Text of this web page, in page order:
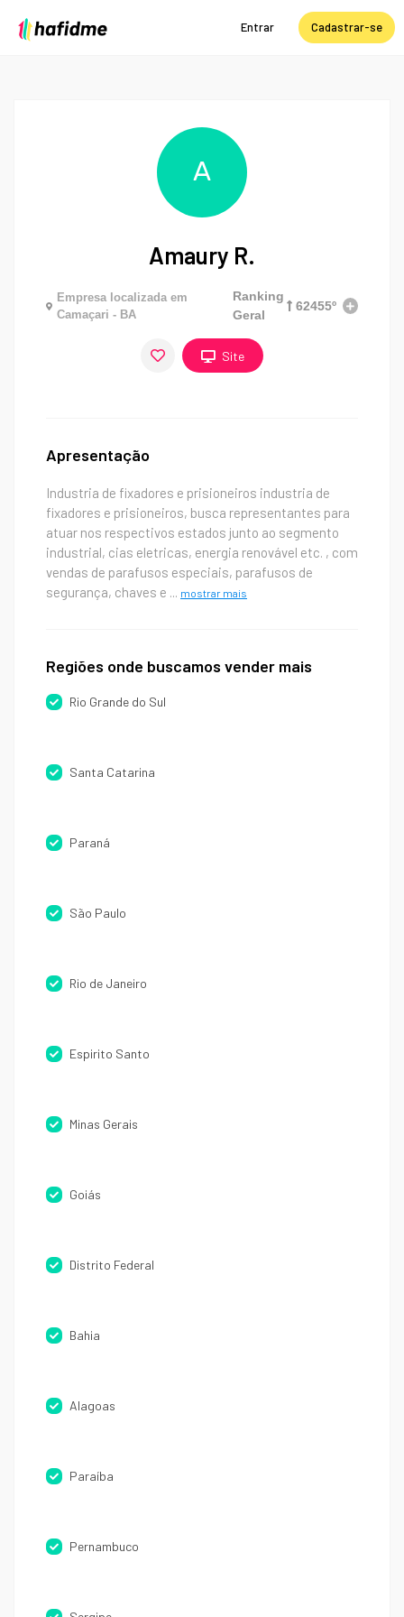
Entrar Cadastrar-se
A
Amaury R.
Empresa localizada em
Camaçari - BA
Ranking
Geral
62455º
Site
Apresentação
Industria de fixadores e prisioneiros industria de
fixadores e prisioneiros, busca representantes para
atuar nos respectivos estados junto ao segmento
industrial, cias eletricas, energia renovável etc. , com
vendas de parafusos especiais, parafusos de
segurança, chaves e ... mostrar mais
Regiões onde buscamos vender mais
Rio Grande do Sul
Santa Catarina
Paraná
São Paulo
Rio de Janeiro
Espirito Santo
Minas Gerais
Goiás
Distrito Federal
Bahia
Alagoas
Paraíba
Pernambuco